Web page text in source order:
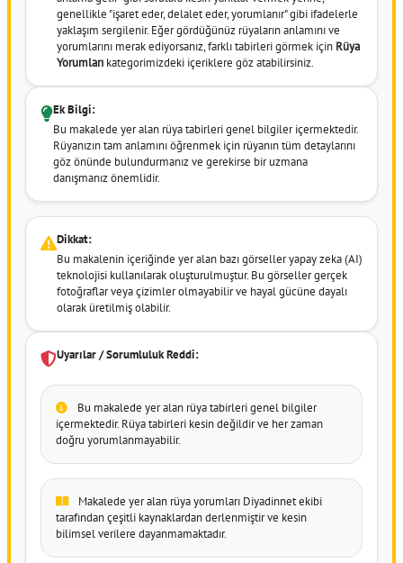
genellikle "işaret eder, delalet eder, yorumlanır" gibi ifadelerle
yaklaşım sergilenir. Eğer gördüğünüz rüyaların anlamını ve
yorumlarını merak ediyorsanız, farklı tabirleri görmek için Rüya
Yorumları kategorimizdeki içeriklere göz atabilirsiniz.
Ek Bilgi:
Bu makalede yer alan rüya tabirleri genel bilgiler içermektedir.
Rüyanızın tam anlamını öğrenmek için rüyanın tüm detaylarını
göz önünde bulundurmanız ve gerekirse bir uzmana
danışmanız önemlidir.
Dikkat:
Bu makalenin içeriğinde yer alan bazı görseller yapay zeka (AI)
teknolojisi kullanılarak oluşturulmuştur. Bu görseller gerçek
fotoğraflar veya çizimler olmayabilir ve hayal gücüne dayalı
olarak üretilmiş olabilir.
Uyarılar / Sorumluluk Reddi:
Bu makalede yer alan rüya tabirleri genel bilgiler
içermektedir. Rüya tabirleri kesin değildir ve her zaman
doğru yorumlanmayabilir.
Makalede yer alan rüya yorumları Diyadinnet ekibi
tarafından çeşitli kaynaklardan derlenmiştir ve kesin
bilimsel verilere dayanmamaktadır.